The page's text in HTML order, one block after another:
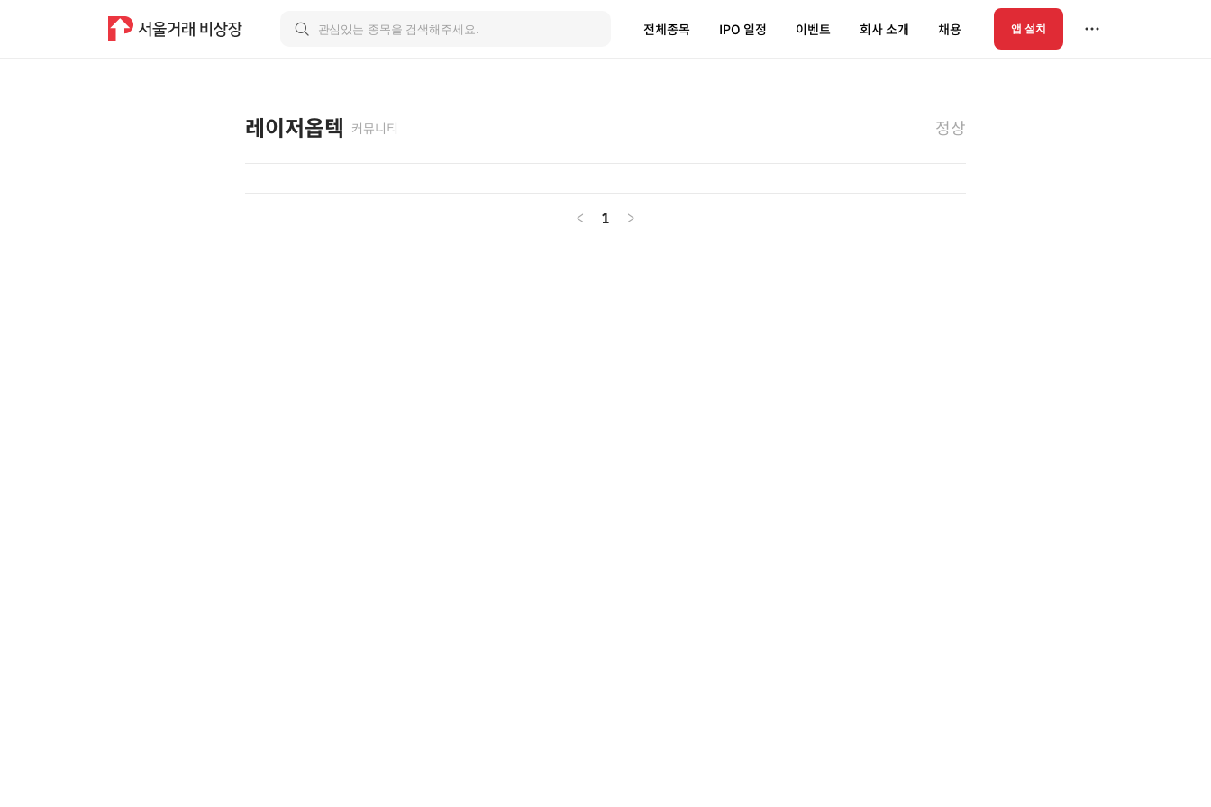
전체종목 IPO 일정 이벤트 회사 소개 채용 앱 설치
레이저옵텍 커뮤니티 정상
< 1 >